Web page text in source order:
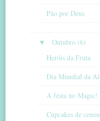
Pão por Deus
▼
Outubro (6)
Heróis da Fruta
Dia Mundial da
A festa no Magic!
Cupcakes de